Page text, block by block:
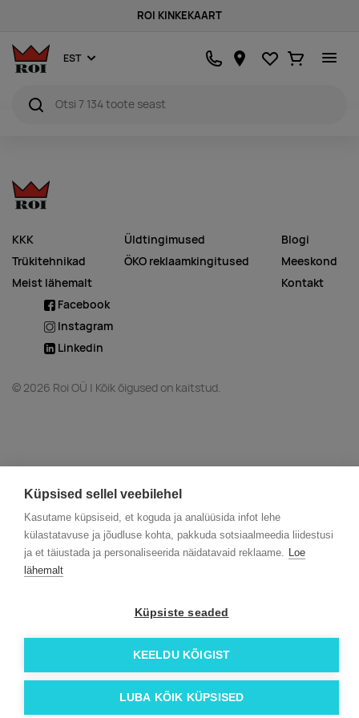
Küpsised sellel veebilehel
Kasutame küpsiseid, et koguda ja analüüsida infot lehe
külastatavuse ja jõudluse kohta, pakkuda sotsiaalmeedia liidestusi
ja et täiustada ja personaliseerida näidatavaid reklaame. Loe
lähemalt
Küpsiste seaded
KEELDU KÕIGIST
LUBA KÕIK KÜPSISED
ROI KINKEKAART
EST Lemmikud
Ostukorv
KKK
Trükitehnikad
Meist lähemalt
Üldtingimused
ÖKO reklaamkingitused
Blogi
Meeskond
Kontakt
Facebook
Instagram
Linkedin
© 2026 Roi OÜ | Kõik õigused on kaitstud.